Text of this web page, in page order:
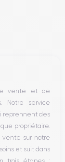
vente et de
Notre service
reprennent des
propriétaire.
vente sur notre
et suit dans